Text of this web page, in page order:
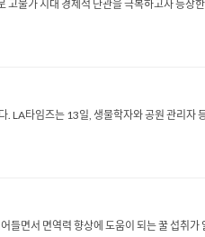
고물가 시대 경제적 난관을 극복하고자 등장
LA타임즈는 13일, 생물학자와 공원 관리자
들면서 면역력 향상에 도움이 되는 꿀 섭취